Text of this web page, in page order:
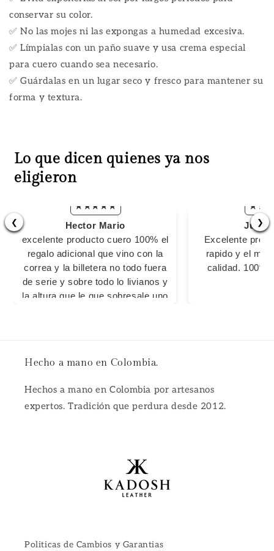
conservar su color.
✅ No las mojes ni las expongas a humedad excesiva.
✅ Límpialas con un paño suave y usa crema especial
para cuero cuando sea necesario.
✅ Guárdalas en un lugar seco y fresco para mantener su
forma y textura.
Lo que dicen quienes ya nos
eligieron
❮ ❯
Hector Mario
excelente producto cuero 100% el
regalo adicional que vino con la
correa y la billetera no todo fuera
de serie y sobre todo lo livianos y
la altura que le que sobresale uno
Juan
Excelente
rapido y el
calidad. 100%
Hecho a mano en Colombia.
Hechos a mano en Colombia por artesanos
expertos. Tradición que perdura desde 2012.
Politicas de Cambios y Garantias